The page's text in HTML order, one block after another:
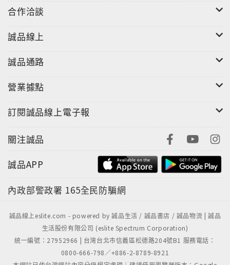
合作洽談
誠品線上
誠品通路
營業據點
訂閱誠品線上電子報
關注誠品
誠品APP
內政部警政署 165全民防騙網
誠品線上eslite.com - powered by 誠品生活 / 誠品書店 / 誠品物流 | 誠品
生活股份有限公司 (eslite Spectrum Corporation)
統一編號：27952966 | 台灣台北市信義區松德路204號B1 服務電話：
0800-666-798／+886-2-8789-8921